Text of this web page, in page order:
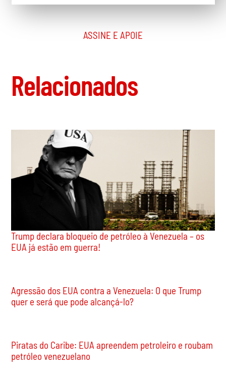
ASSINE E APOIE
Relacionados
Trump declara bloqueio de petróleo à Venezuela – os
EUA já estão em guerra!